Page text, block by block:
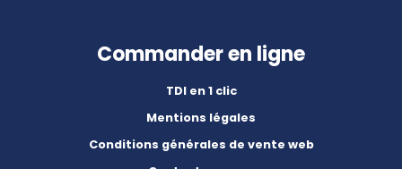
Commander en ligne
TDI en 1 clic
Mentions légales
Conditions générales de vente web